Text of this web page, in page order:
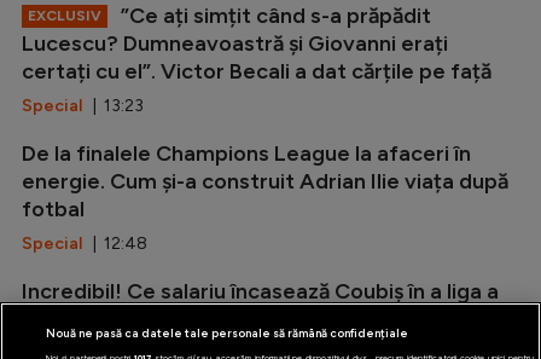
EXCLUSIV
”Ce ați simțit când s-a prăpădit
Lucescu? Dumneavoastră și Giovanni erați
certați cu el”. Victor Becali a dat cărțile pe față
Special | 13:23
De la finalele Champions League la afaceri în
energie. Cum și-a construit Adrian Ilie viața după
fotbal
Special | 12:48
Incredibil! Ce salariu încasează Coubiș în a liga a
Stranieri| 12:34
Nouă ne pasă ca datele tale personale să rămână confidențiale